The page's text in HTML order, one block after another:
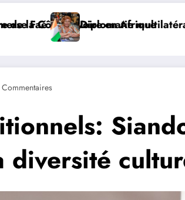
porte la voix de la Côte d’Ivoire
𝟐𝟎𝟐𝟔 : 𝐋𝐄𝐒 𝐀𝐓𝐇𝐋È𝐓𝐄𝐒